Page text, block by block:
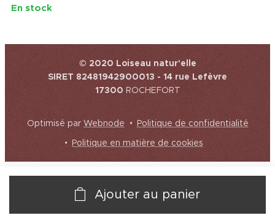
En stock
Ajouter au panier
© 2020 Loiseau natur'elle
SIRET 82481942900013 - 14 rue Lefèvre
17300ROCHEFORT
Optimisé parWebnode
Politique de confidentialité
Politique en matière de cookies